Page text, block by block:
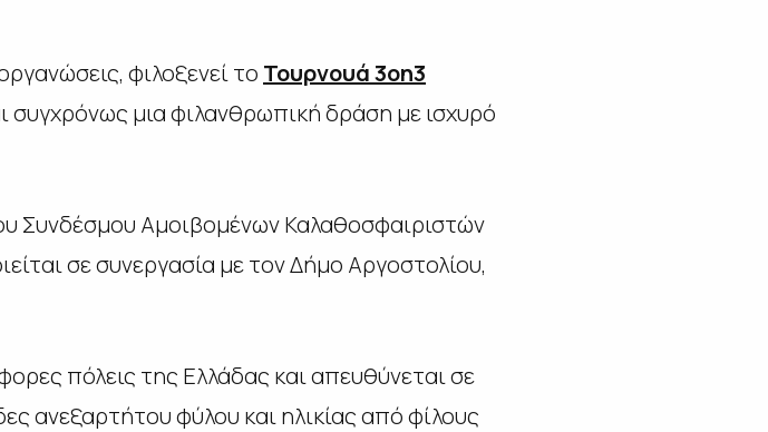
φιλοξενεί το Τουρνουά 3on3
συγχρόνως μια φιλανθρωπική δράση με ισχυρό
Συνδέσμου Αμοιβομένων Καλαθοσφαιριστών
σε συνεργασία με τον Δήμο Αργοστολίου,
πόλεις της Ελλάδας και απευθύνεται σε
ανεξαρτήτου φύλου και ηλικίας από φίλους